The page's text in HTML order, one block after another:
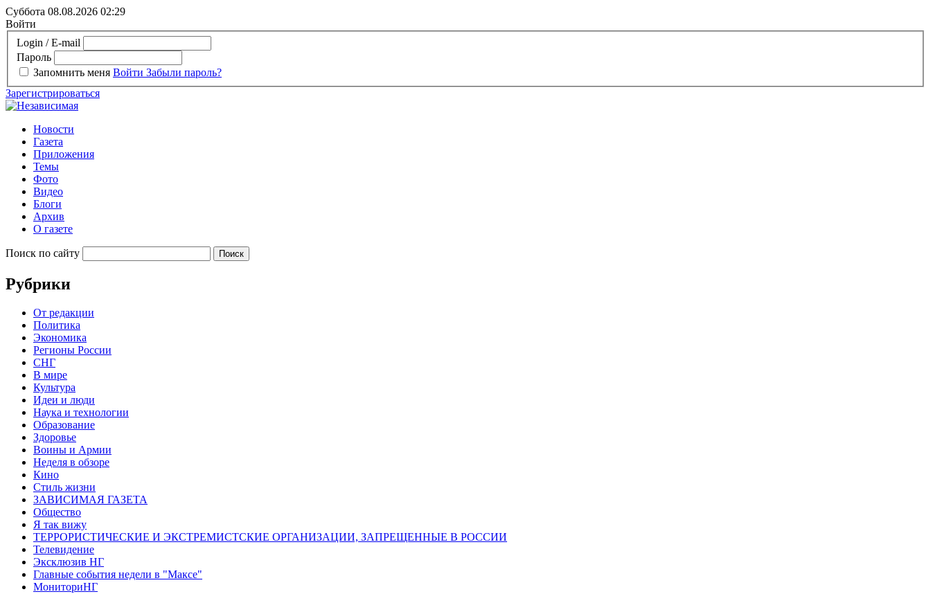
Суббота 08.08.2026 02:29
Войти
Login / E-mail
Пароль
Запомнить меня Войти Забыли пароль?
Зарегистрироваться
Новости
Газета
Приложения
Темы
Фото
Видео
Блоги
Архив
О газете
Поиск по сайту
Рубрики
От редакции
Политика
Экономика
Регионы России
СНГ
В мире
Культура
Идеи и люди
Наука и технологии
Образование
Здоровье
Воины и Армии
Неделя в обзоре
Кино
Стиль жизни
ЗАВИСИМАЯ ГАЗЕТА
Общество
Я так вижу
ТЕРРОРИСТИЧЕСКИЕ И ЭКСТРЕМИСТСКИЕ ОРГАНИЗАЦИИ, ЗАПРЕЩЕННЫЕ В РОССИИ
Телевидение
Эксклюзив НГ
Главные события недели в "Максе"
МониториНГ